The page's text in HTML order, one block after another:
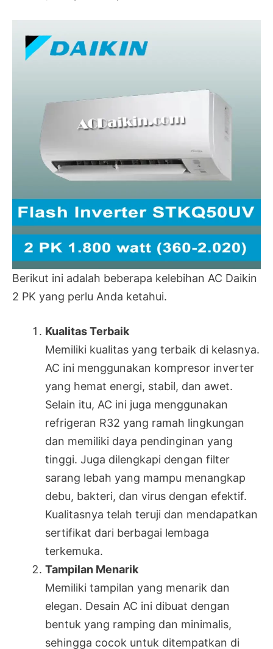
Berikut ini adalah beberapa kelebihan AC Daikin
2 PK yang perlu Anda ketahui.
Kualitas Terbaik
Memiliki kualitas yang terbaik di kelasnya.
AC ini menggunakan kompresor inverter
yang hemat energi, stabil, dan awet.
Selain itu, AC ini juga menggunakan
refrigeran R32 yang ramah lingkungan
dan memiliki daya pendinginan yang
tinggi. Juga dilengkapi dengan filter
sarang lebah yang mampu menangkap
debu, bakteri, dan virus dengan efektif.
Kualitasnya telah teruji dan mendapatkan
sertifikat dari berbagai lembaga
terkemuka.
Tampilan Menarik
Memiliki tampilan yang menarik dan
elegan. Desain AC ini dibuat dengan
bentuk yang ramping dan minimalis,
sehingga cocok untuk ditempatkan di